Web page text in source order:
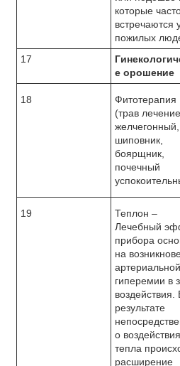
которые
встречаются
пожилых
17
е орошение
18
Фитотерапия
(трав
желчегонный,
шиповник,
боярщник,
почечный
19
Теплон –
Лечебный
прибора
на
артериальной
гиперемии в
воздействия.
результате
о воздействия
тепла
расширение